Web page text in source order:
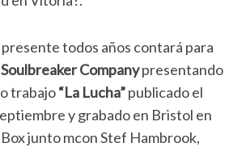
presente todos años contará para
Companypresentando
trabajo“La Lucha”publicado el
y grabado en Bristol en
junto mcon Stef Hambrook,